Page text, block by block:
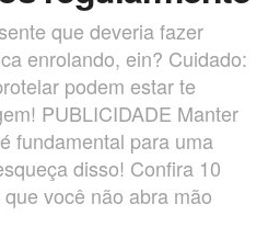
que deveria fazer
enrolando, ein? Cuidado:
podem estar te
PUBLICIDADE Manter
fundamental para uma
disso! Confira 10
você não abra mão